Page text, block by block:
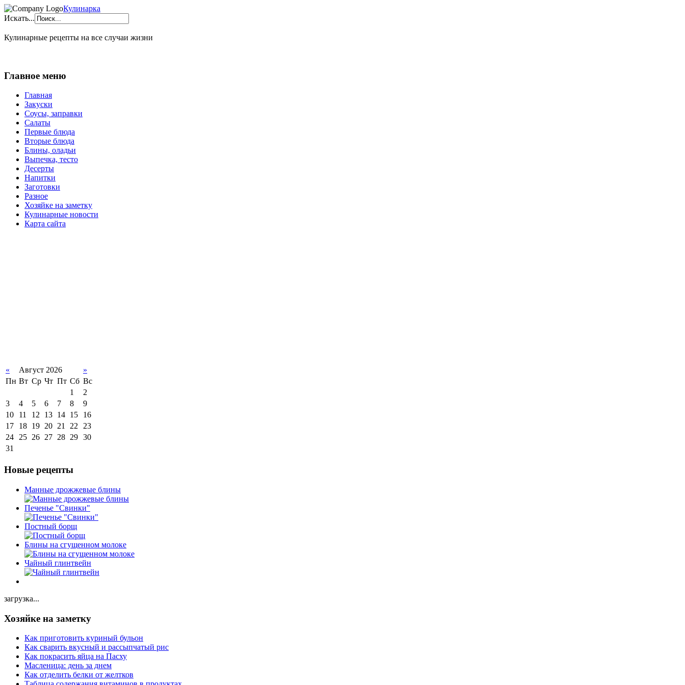
Кулинарка
Искать...
Кулинарные рецепты на все случаи жизни
Главное меню
Главная
Закуски
Соусы, заправки
Салаты
Первые блюда
Вторые блюда
Блины, оладьи
Выпечка, тесто
Десерты
Напитки
Заготовки
Разное
Хозяйке на заметку
Кулинарные новости
Карта сайта
« Август 2026
»
Пн Вт Ср Чт Пт Сб Вс
1
2
3
4 5 6 7 8
9
10
11 12 13 14 15
16
17
18 19 20 21 22 23
24 25 26 27 28 29 30
31
Новые рецепты
Манные дрожжевые блины
Печенье "Свинки"
Постный борщ
Блины на сгущенном молоке
Чайный глинтвейн
загрузка...
Хозяйке на заметку
Как приготовить куриный бульон
Как сварить вкусный и рассыпчатый рис
Как покрасить яйца на Пасху
Масленица: день за днем
Как отделить белки от желтков